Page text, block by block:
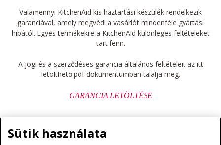
Valamennyi KitchenAid kis háztartási készülék rendelkezik
garanciával, amely megvédi a vásárlót mindenféle gyártási
hibától. Egyes termékekre a KitchenAid különleges feltételeket
tart fenn.
A jogi és a szerződéses garancia általános feltételeit az itt
letölthető pdf dokumentumban találja meg.
GARANCIA LETÖLTÉSE
Sütik használata